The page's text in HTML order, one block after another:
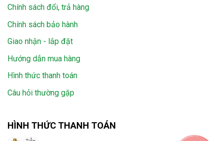
Chính sách đổi, trả hàng
Chính sách bảo hành
Giao nhận - lắp đặt
Hướng dẫn mua hàng
Hình thức thanh toán
Câu hỏi thường gặp
HÌNH THỨC THANH TOÁN